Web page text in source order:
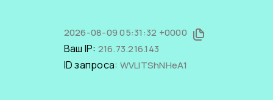
2026-08-09 05:31:32 +0000
Ваш IP: 216.73.216.143
ID запроса: WVLITShNHeA1